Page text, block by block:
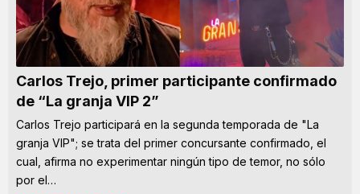
Carlos Trejo, primer participante confirmado
de “La granja VIP 2”
Carlos Trejo participará en la segunda temporada de "La
granja VIP"; se trata del primer concursante confirmado, el
cual, afirma no experimentar ningún tipo de temor, no sólo
por el…